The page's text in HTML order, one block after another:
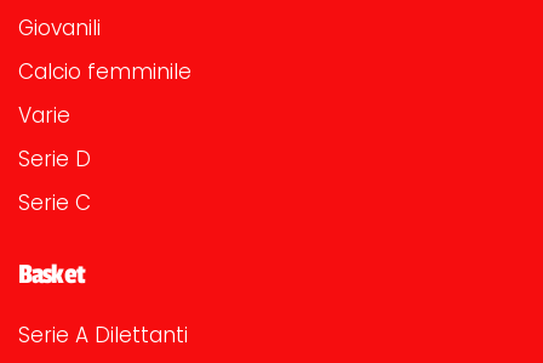
Giovanili
Calcio femminile
Varie
Serie D
Serie C
Basket
Serie A Dilettanti